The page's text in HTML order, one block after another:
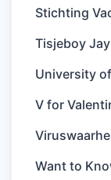
Stichting
Tisjeboy Jay
University
V for
Want to